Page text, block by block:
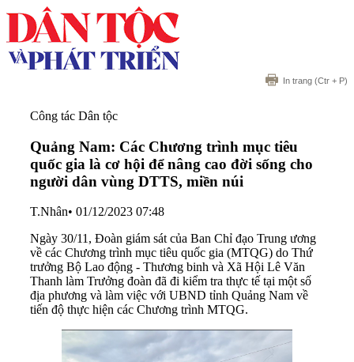
In trang (Ctr + P)
Công tác Dân tộc
Quảng Nam: Các Chương trình mục tiêu
quốc gia là cơ hội để nâng cao đời sống cho
người dân vùng DTTS, miền núi
T.Nhân• 01/12/2023 07:48
Ngày 30/11, Đoàn giám sát của Ban Chỉ đạo Trung ương
về các Chương trình mục tiêu quốc gia (MTQG) do Thứ
trưởng Bộ Lao động - Thương binh và Xã Hội Lê Văn
Thanh làm Trưởng đoàn đã đi kiểm tra thực tế tại một số
địa phương và làm việc với UBND tỉnh Quảng Nam về
tiến độ thực hiện các Chương trình MTQG.